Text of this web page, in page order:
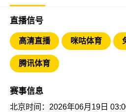
直播信号
高清直播 咪咕体育
腾讯体育
赛事信息
北京时间：2026年06月19日